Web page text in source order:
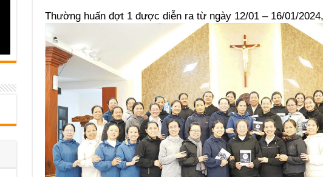
Thường huấn đợt 1 được diễn ra từ ngày 12/01 – 16/01/